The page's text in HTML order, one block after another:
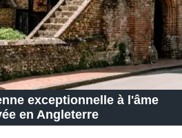
exceptionnelle à l'âme
en Angleterre